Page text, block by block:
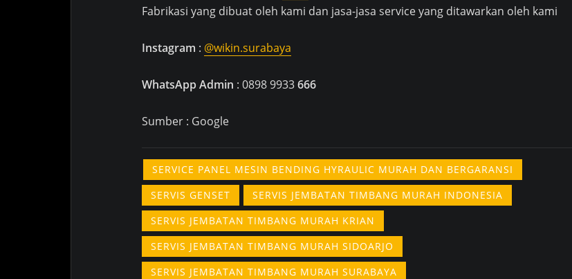
Fabrikasi yang dibuat oleh kami dan jasa-jasa service yang ditawarkan oleh kami
Instagram : @wikin.surabaya
WhatsApp Admin : 0898 9933666
Sumber : Google
SERVICE PANEL MESIN BENDING HYRAULIC MURAH DAN BERGARANSI
SERVIS GENSET
SERVIS JEMBATAN TIMBANG MURAH INDONESIA
SERVIS JEMBATAN TIMBANG MURAH KRIAN
SERVIS JEMBATAN TIMBANG MURAH SIDOARJO
SERVIS JEMBATAN TIMBANG MURAH SURABAYA